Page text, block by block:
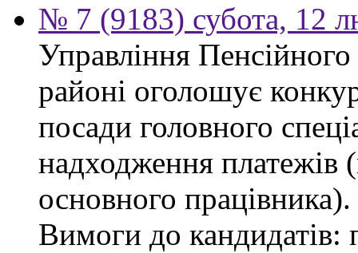
№ 7 (9183) субота, 12
Управління
районі оголошує
посади головного
надходження платежів
основного працівника).
Вимоги до кандидатів: